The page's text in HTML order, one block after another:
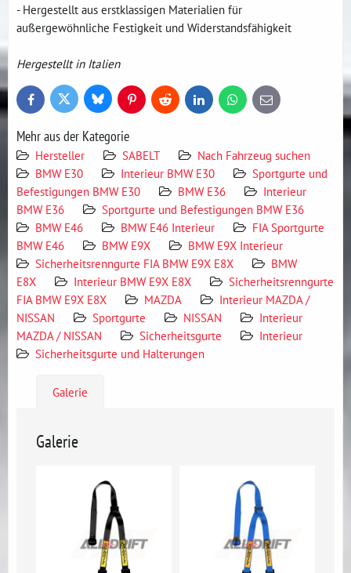
- Hergestellt aus erstklassigen Materialien für
außergewöhnliche Festigkeit und Widerstandsfähigkeit
Hergestellt in Italien
FacebookTwitter BlueskyPinterestReddit LinkedInWhatsApp
E-
mail
Mehr aus der Kategorie
Hersteller SABELT
Nach Fahrzeug suchen
BMW E30
Interieur BMW E30
Sportgurte und
Befestigungen BMW E30
BMW E36
Interieur
BMW E36
Sportgurte und Befestigungen BMW E36
BMW E46
BMW E46 Interieur
FIA Sportgurte
BMW E46
BMW E9X
BMW E9X Interieur
Sicherheitsrenngurte FIA BMW E9X E8X
BMW
E8X
Interieur BMW E9X E8X
Sicherheitsrenngurte
FIA BMW E9X E8X
MAZDA
Interieur MAZDA /
NISSAN
Sportgurte NISSAN
Interieur
MAZDA / NISSAN
Sicherheitsgurte
Interieur
Sicherheitsgurte und Halterungen
Galerie
Galerie